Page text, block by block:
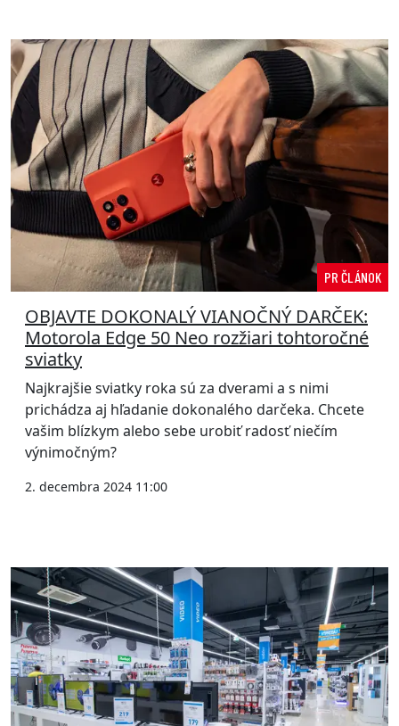
PR ČLÁNOK
OBJAVTE DOKONALÝ VIANOČNÝ DARČEK:
Motorola Edge 50 Neo rozžiari tohtoročné
sviatky
Najkrajšie sviatky roka sú za dverami a s nimi
prichádza aj hľadanie dokonalého darčeka. Chcete
vašim blízkym alebo sebe urobiť radosť niečím
výnimočným?
2. decembra 2024 11:00